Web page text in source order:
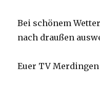
Bei schönem
nach draußen
Euer TV Merdingen